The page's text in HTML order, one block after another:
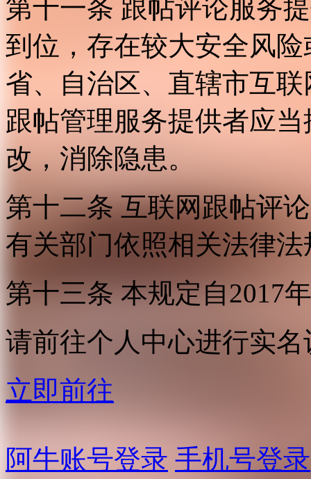
第十一条 跟帖评论服务
到位，存在较大安全风
省、自治区、直辖市互
跟帖管理服务提供者应
改，消除隐患。
第十二条 互联网跟帖评
有关部门依照相关法律
第十三条 本规定自2017
请前往个人中心进行实名
立即前往
阿牛账号登录 手机号登录